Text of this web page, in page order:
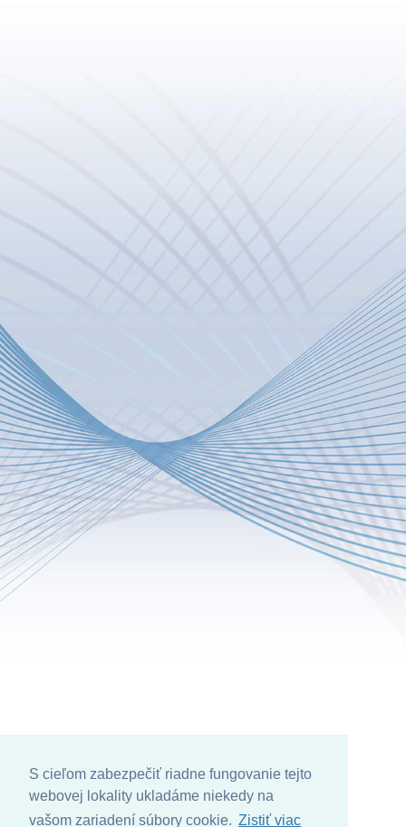
S cieľom zabezpečiť riadne fungovanie tejto
webovej lokality ukladáme niekedy na
vašom zariadení súbory cookie. Zistiť viac